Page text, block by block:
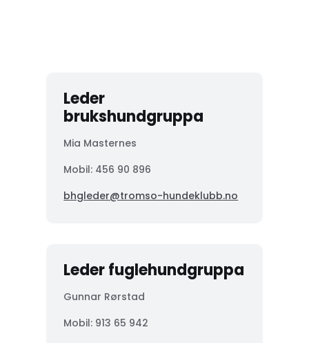
Leder
brukshundgruppa
Mia Masternes
Mobil: 456 90 896
bhgleder@tromso-hundeklubb.no
Leder fuglehundgruppa
Gunnar Rørstad
Mobil: 913 65 942